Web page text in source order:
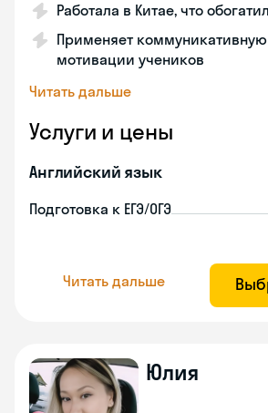
Работала в Китае, что
Применяет
мотивации учеников
Читать дальше
Услуги и цены
Английский язык
Подготовка к ЕГЭ/ОГЭ
Читать дальше
Юлия